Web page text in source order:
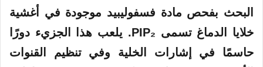
البحث بفحص مادة فسفوليبيد موجودة في أغشية
خلايا الدماغ تسمى PIP₂. يلعب هذا الجزيء دورًا
حاسمًا في إشارات الخلية وفي تنظيم القنوات